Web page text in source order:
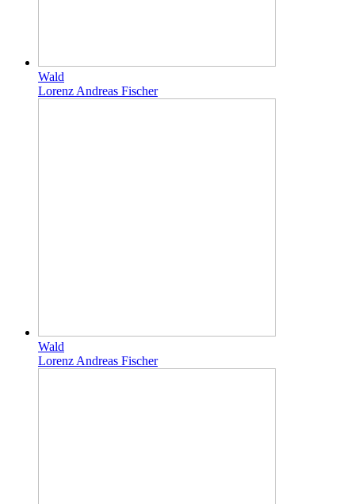
Wald
Lorenz Andreas Fischer
Wald
Lorenz Andreas Fischer